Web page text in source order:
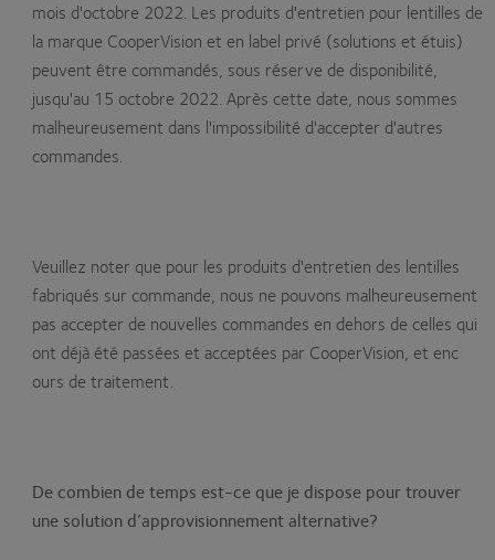
mois d'octobre 2022. Les produits d'entretien pour lentilles de
la marque CooperVision et en label privé (solutions et étuis)
peuvent être commandés, sous réserve de disponibilité,
jusqu'au 15 octobre 2022. Après cette date, nous sommes
malheureusement dans l'impossibilité d'accepter d'autres
commandes.
Veuillez noter que pour les produits d'entretien des lentilles
fabriqués sur commande, nous ne pouvons malheureusement
pas accepter de nouvelles commandes en dehors de celles qui
ont déjà été passées et acceptées par CooperVision, et enc
ours de traitement.
De combien de temps est-ce que je dispose pour trouver
une solution d’approvisionnement alternative?